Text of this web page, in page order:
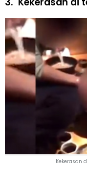
Kekerasan